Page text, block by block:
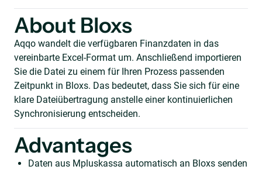
About Bloxs
Aqqo wandelt die verfügbaren Finanzdaten in das
vereinbarte Excel-Format um. Anschließend importieren
Sie die Datei zu einem für Ihren Prozess passenden
Zeitpunkt in Bloxs. Das bedeutet, dass Sie sich für eine
klare Dateiübertragung anstelle einer kontinuierlichen
Synchronisierung entscheiden.
Advantages
Daten aus Mpluskassa automatisch an Bloxs senden